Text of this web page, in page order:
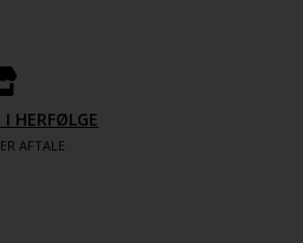
HERFØLGE
AFTALE